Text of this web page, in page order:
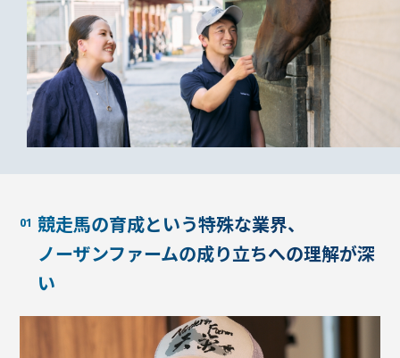
競走馬の育成という特殊な業界、
ノーザンファームの成り立ちへの理解が深
い